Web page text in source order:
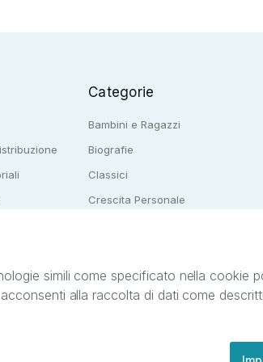
Categorie
Bambini e Ragazzi
Biografie
Classici
Crescita Personale
e P.IVA 05338720963. StreetLib S.r.l. è titolare di
simili come specificato nella cookie
alla raccolta di dati come